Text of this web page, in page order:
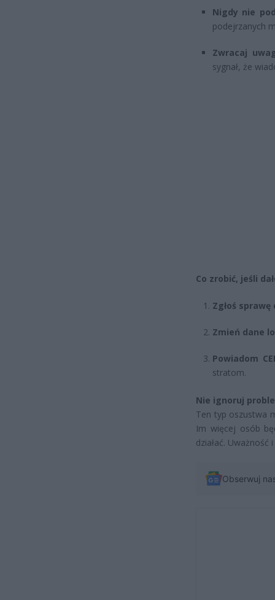
Nigdy nie
podejrzanych
Zwracaj
sygnał, że
Co zrobić, jeśli
Zgłoś
Zmień dane
Powiadom
stratom.
Nie ignoruj
Ten typ oszustwa
Im więcej osób
działać.
Obserwuj